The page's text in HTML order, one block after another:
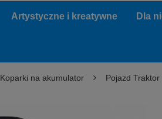
Artystyczne i kreatywne Dla
Koparki na akumulator Pojazd